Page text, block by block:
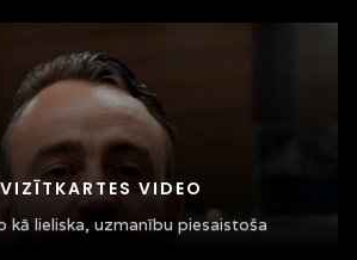
VIDEO
kā lieliska, uzmanību piesaistoša